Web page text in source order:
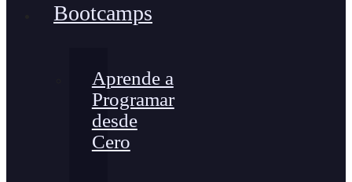
Bootcamps
Aprende a
Programar
desde
Cero